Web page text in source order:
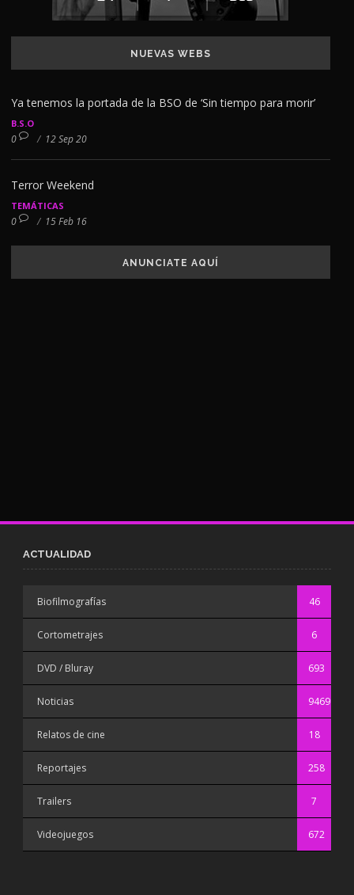
NUEVAS WEBS
Ya tenemos la portada de la BSO de ‘Sin tiempo para morir’
B.S.O
0 / 12 Sep 20
Terror Weekend
TEMÁTICAS
0 / 15 Feb 16
ANUNCIATE AQUÍ
ACTUALIDAD
Biofilmografías 46
Cortometrajes 6
DVD / Bluray 693
Noticias 9469
Relatos de cine 18
Reportajes 258
Trailers 7
Videojuegos 672